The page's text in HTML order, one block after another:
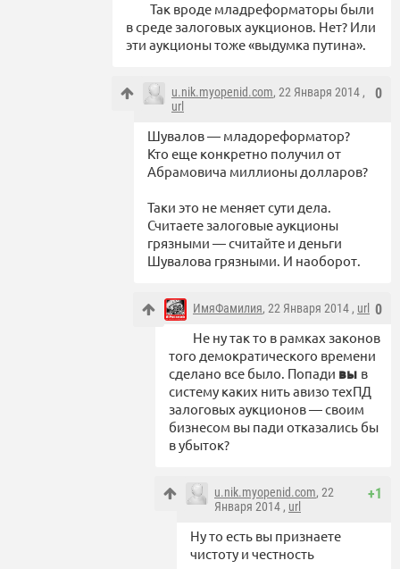
Так вроде младреформаторы были
в среде залоговых аукционов. Нет? Или
эти аукционы тоже «выдумка путина».
0
u.nik.myopenid.com, 22 Января 2014 ,
url
Шувалов — младореформатор?
Кто еще конкретно получил от
Абрамовича миллионы долларов?
Таки это не меняет сути дела.
Считаете залоговые аукционы
грязными — считайте и деньги
Шувалова грязными. И наоборот.
0
ИмяФамилия, 22 Января 2014 , url
Не ну так то в рамках законов
того демократического времени
сделано все было. Попади вы в
систему каких нить авизо техПД
залоговых аукционов — своим
бизнесом вы пади отказались бы
в убыток?
+1
u.nik.myopenid.com, 22
Января 2014 , url
Ну то есть вы признаете
чистоту и честность